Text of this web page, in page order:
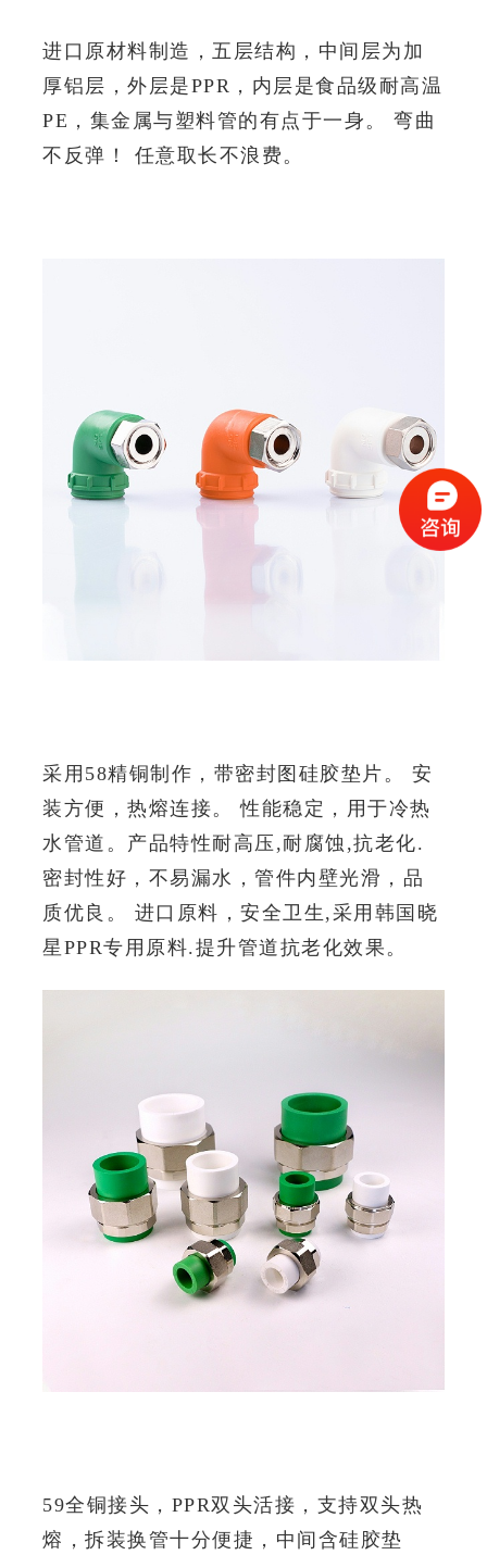
进口原材料制造，五层结构，中间层为加
厚铝层，外层是PPR，内层是食品级耐高温
PE，集金属与塑料管的有点于一身。
弯曲
不反弹！
任意取长不浪费。
采用58精铜制作，带密封图硅胶垫片。
安
装方便，热熔连接。
性能稳定，用于冷热
水管道。 产品特性耐高压,耐腐蚀,抗老化.
密封性好，不易漏水，管件内壁光滑，品
质优良。
进口原料，安全卫生,采用韩国晓
星PPR专用原料.提升管道抗老化效果。
59全铜接头，PPR双头活接，支持双头热
熔，拆装换管十分便捷，中间含硅胶垫